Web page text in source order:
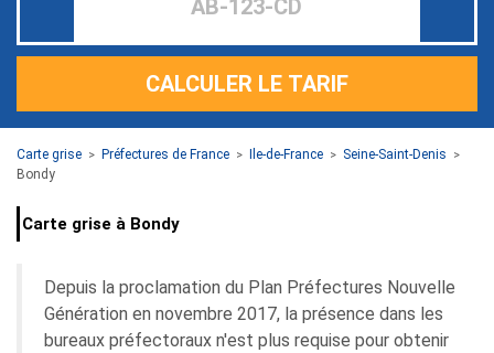
CALCULER LE TARIF
Carte grise > Préfectures de France > Ile-de-France > Seine-Saint-Denis >
Bondy
Carte grise à Bondy
Depuis la proclamation du Plan Préfectures Nouvelle
Génération en novembre 2017, la présence dans les
bureaux préfectoraux n'est plus requise pour obtenir